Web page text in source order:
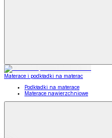
Materace i podkładki na materac
Podkładki na materace
Materace nawierzchniowe